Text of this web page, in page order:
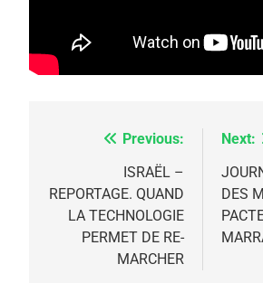
Navigation
l’article
Previous:
ISRAËL –
REPORTAGE. QUAND
LA TECHNOLOGIE
PERMET DE RE-
MARCHER
Next:
DES
2025,
meurtrière
FIÈRE, DIGNE
POURQUOI
MA
Zrihen-Dvir
ISRAÉL JUDAISME